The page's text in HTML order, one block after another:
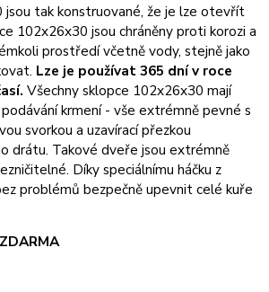
tak konstruované, že je lze otevřít
102x26x30 jsou chráněny proti korozi a
prostředí včetně vody, stejně jako
Lze je používat 365 dní v roce
Všechny sklopce 102x26x30 mají
krmení - vše extrémně pevné s
svorkou a uzavírací přezkou
drátu. Takové dveře jsou extrémně
Díky speciálnímu háčku z
problémů bezpečně upevnit celé kuře